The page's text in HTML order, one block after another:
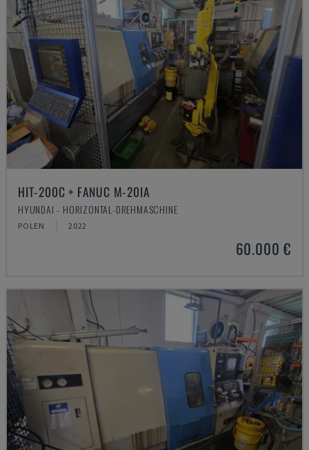
HIT-200C + FANUC M-20IA
HYUNDAI - HORIZONTAL-DREHMASCHINE
POLEN 2022
60.000 €